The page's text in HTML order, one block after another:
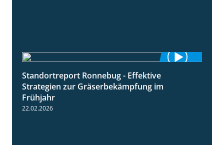
Standortreport Ronnebug - Effektive
Strategien zur Gräserbekämpfung im
Frühjahr
22.02.2026